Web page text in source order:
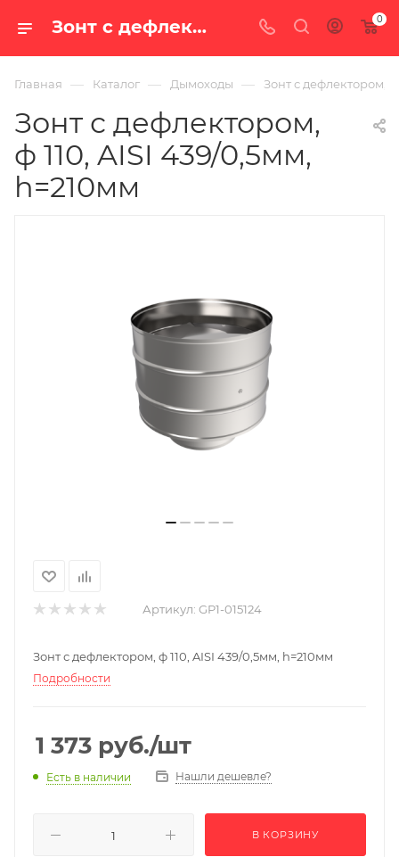
Зонт с дефлектором, ф 110, AISI 439/0,5мм, h=210мм — купить в Екатеринбурге по цене 1 373 руб. в интернет-магазине «100 печей.ру» 0
Главная — Каталог — Дымоходы — Зонт с дефлектором,
Зонт с дефлектором,
ф 110, AISI 439/0,5мм,
h=210мм
Артикул: GP1-015124
Зонт с дефлектором, ф 110, AISI 439/0,5мм, h=210мм
Подробности
1 373 руб./шт
Есть в наличии Нашли дешевле?
В КОРЗИНУ